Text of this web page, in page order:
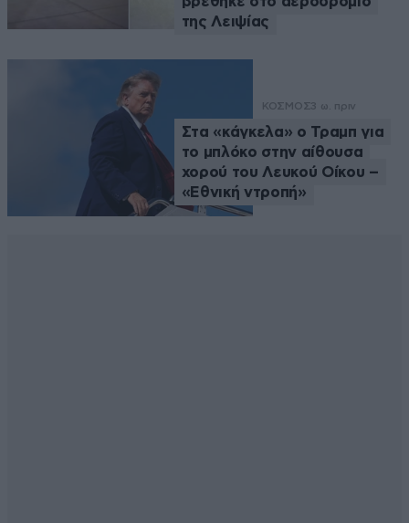
της Λειψίας
ΚΟΣΜΟΣ3 ω. πριν
Στα «κάγκελα» ο Τραμπ για
το μπλόκο στην αίθουσα
χορού του Λευκού Οίκου –
«Εθνική ντροπή»